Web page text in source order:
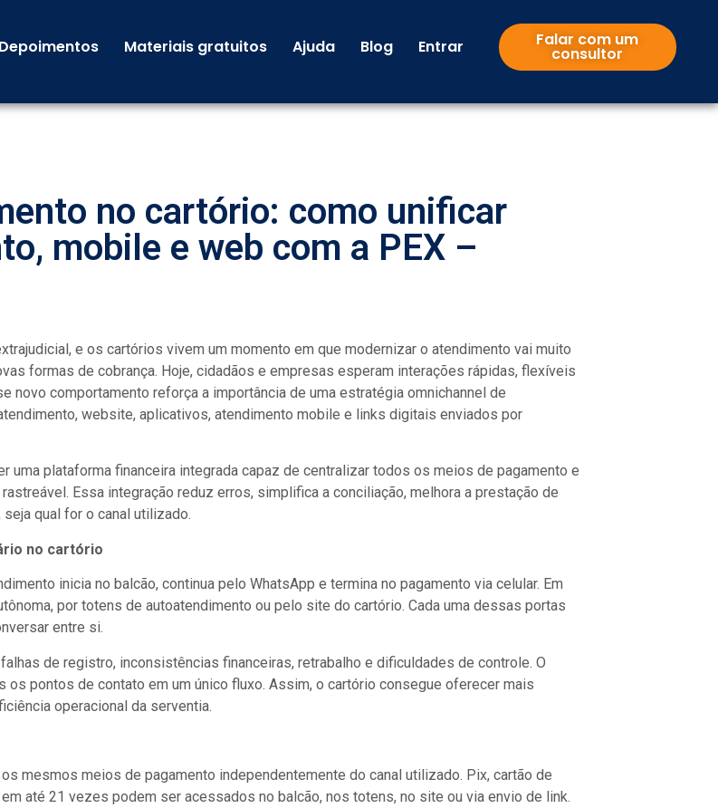
Depoimentos Materiais gratuitos Ajuda Blog Entrar Falar com um
consultor
no cartório: como unificar
mobile e web com a PEX –
e os cartórios vivem um momento em que modernizar o atendimento vai muito
formas de cobrança. Hoje, cidadãos e empresas esperam interações rápidas, flexíveis
novo comportamento reforça a importância de uma estratégia omnichannel de
website, aplicativos, atendimento mobile e links digitais enviados por
uma plataforma financeira integrada capaz de centralizar todos os meios de pagamento e
Essa integração reduz erros, simplifica a conciliação, melhora a prestação de
qual for o canal utilizado.
no cartório
inicia no balcão, continua pelo WhatsApp e termina no pagamento via celular. Em
por totens de autoatendimento ou pelo site do cartório. Cada uma dessas portas
entre si.
de registro, inconsistências financeiras, retrabalho e dificuldades de controle. O
pontos de contato em um único fluxo. Assim, o cartório consegue oferecer mais
operacional da serventia.
mesmos meios de pagamento independentemente do canal utilizado. Pix, cartão de
até 21 vezes podem ser acessados no balcão, nos totens, no site ou via envio de link.